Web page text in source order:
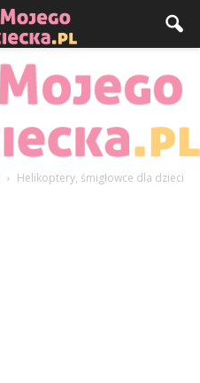
Helikoptery, śmigłowce dla dzieci